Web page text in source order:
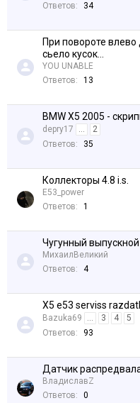
Ответов:
34
При повороте влево
сьело кусок...
YOU UNABLE
Ответов:
13
BMW X5 2005 -
depry17 ...
2
Ответов:
35
Коллекторы 4.8 i.s.
E53_power
Ответов:
1
Чугунный
МихаилВеликий
Ответов:
4
X5 e53 serviss
Bazuka69 ... 3 4
5
Ответов:
93
Датчик распредвала
ВладиславZ
Ответов:
0